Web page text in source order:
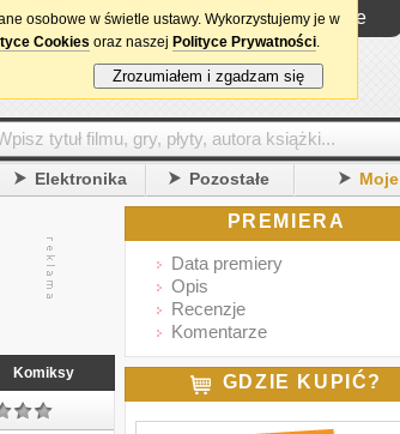
Logowanie
Elektronika Pozostałe Moje
Komiksy
PREMIERA
Data premiery
Opis
Recenzje
Komentarze
GDZIE KUPIĆ?
osobowe w świetle ustawy. Wykorzystujemy je w
Cookies oraz naszej Polityce Prywatności.
Zrozumiałem i zgadzam się